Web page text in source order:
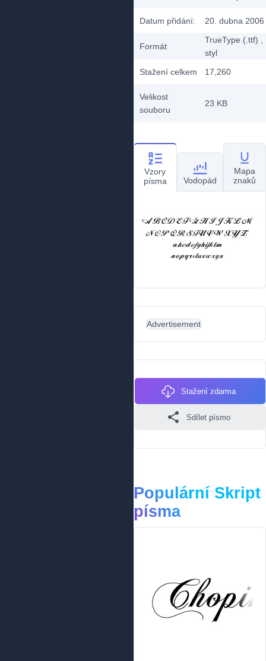
Datum přidání: 20. dubna 2006
Formát
TrueType (.ttf)
styl
Stažení celkem
17,260
Velikost
souboru
23 KB
Vzory
písma
Vodopád
Mapa
znaků
Advertisement
Stažení zdarma
Sdílet písmo
Populární Skript
písma